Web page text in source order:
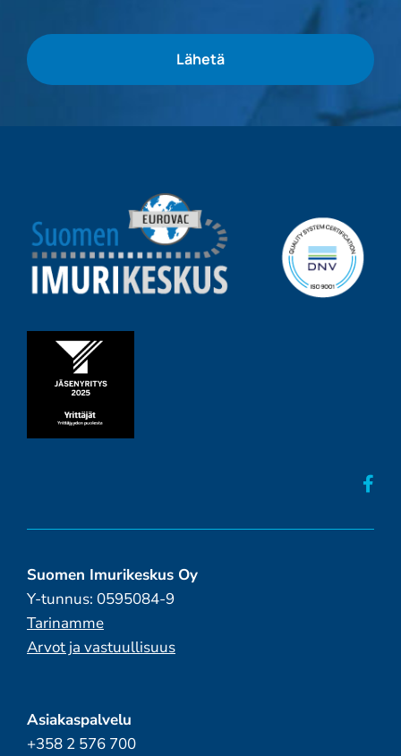
Suomen Imurikeskus Oy
Y-tunnus: 0595084-9
Tarinamme
Arvot ja vastuullisuus
Asiakaspalvelu
+358 2 576 700